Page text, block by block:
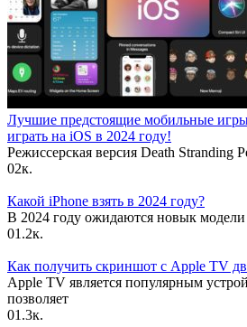
Лучшие предстоящие мобильные
играть на iOS в 2024 году!
Режиссерская версия Death Stranding
02к.
Какой iPhone взять в 2024 году?
В 2024 году ожидаются новык модели
01.2к.
Как получить скриншот с Apple TV
Apple TV является популярным
позволяет
01.3к.